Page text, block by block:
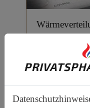
Moderne
oder eine
angenehmer
passende